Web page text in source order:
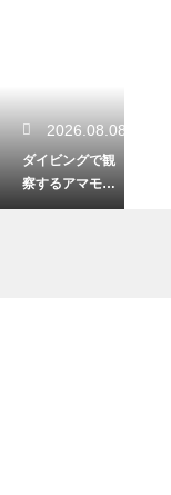
2026.08.08
ダイビングで観
察するアマモ場
の役割とは？海